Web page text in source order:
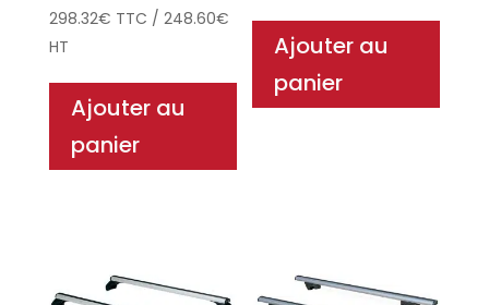
298.32€ TTC / 248.60€
HT
Ajouter au
panier
Ajouter au
panier